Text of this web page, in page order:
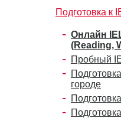
Подготовка к
Онлайн
(Reading,
Пробный
городе